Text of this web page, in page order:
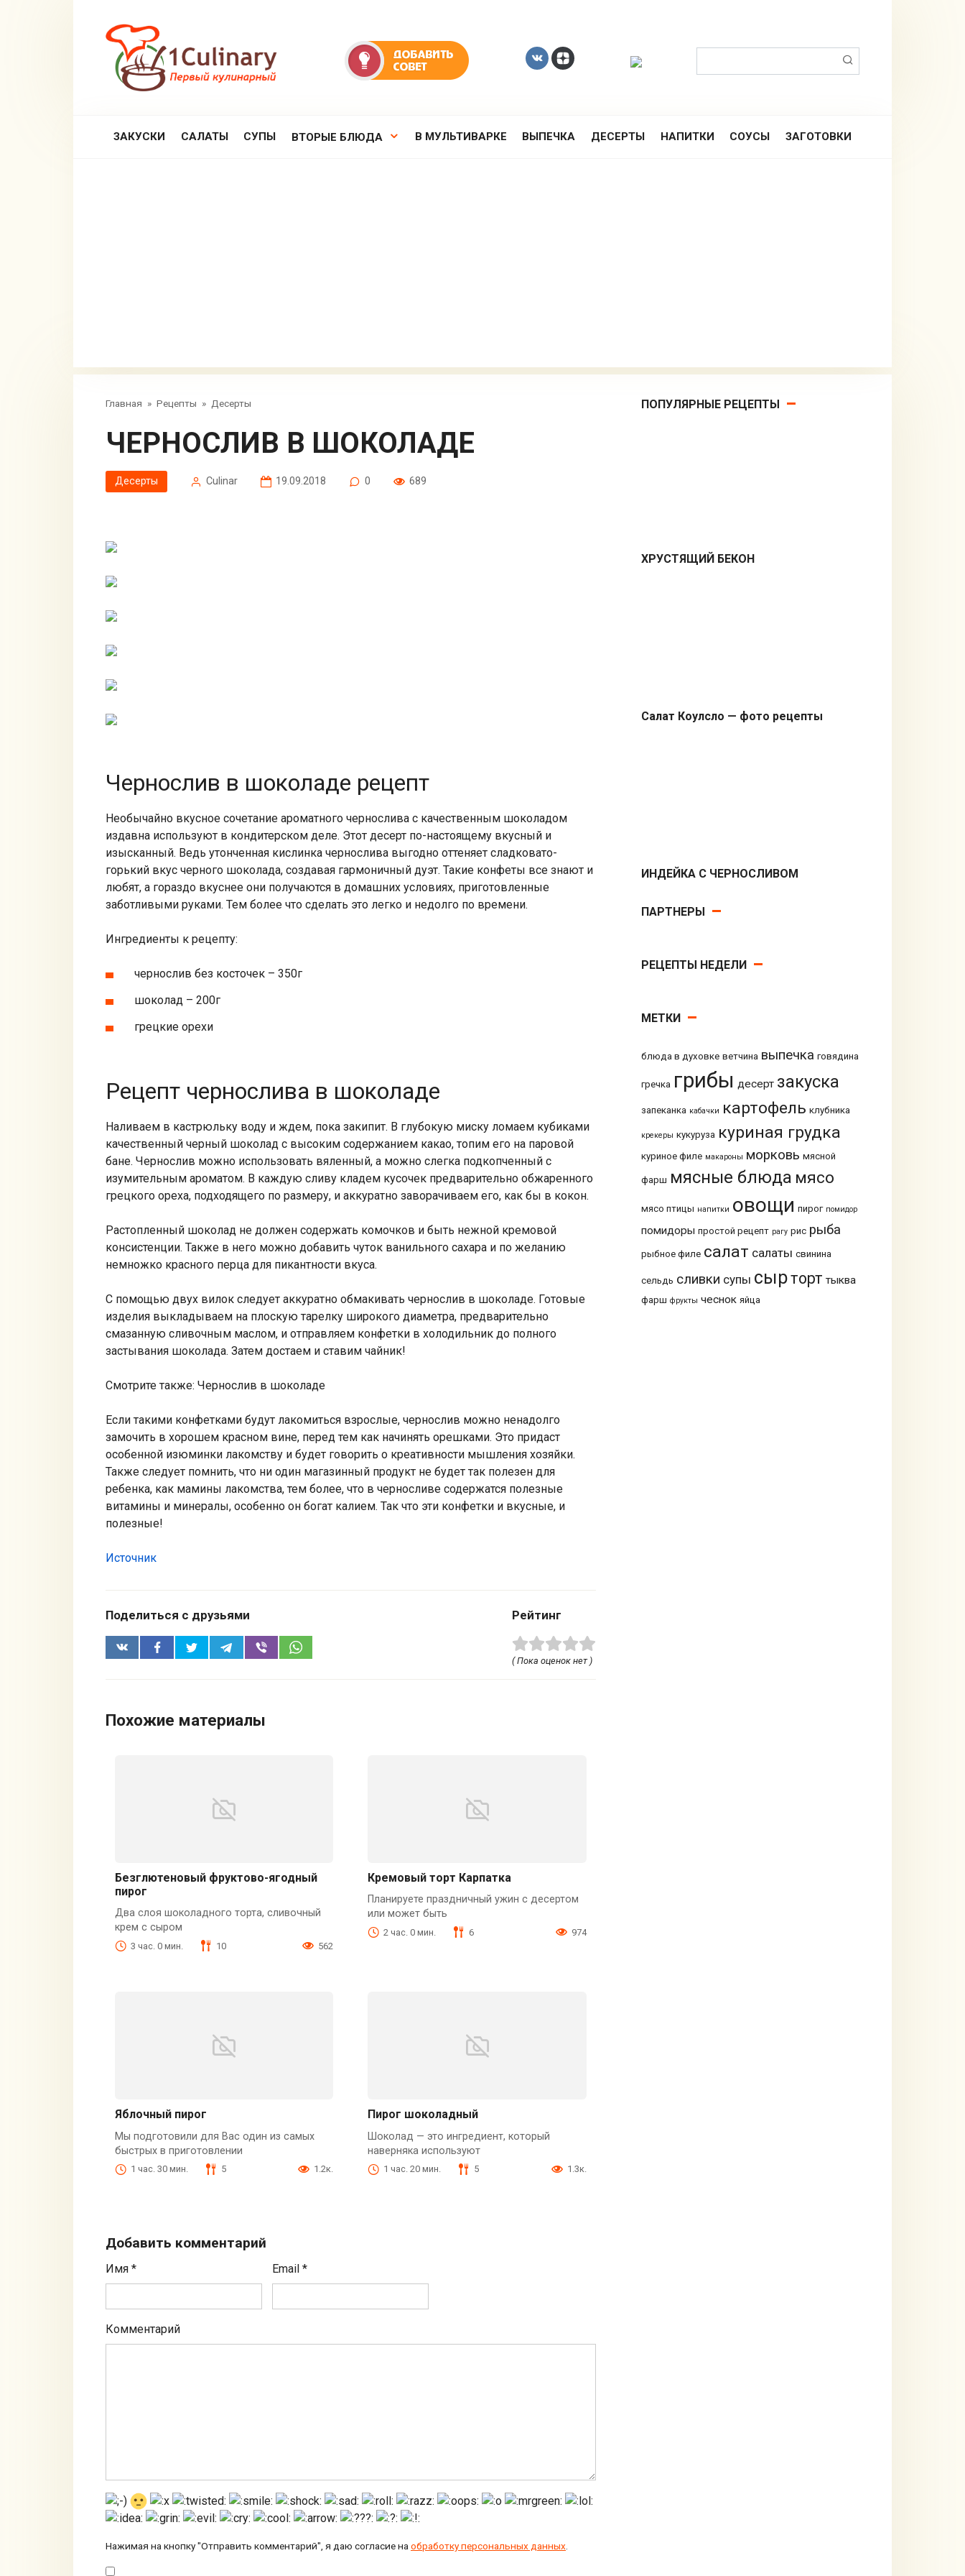
ЗАКУСКИ САЛАТЫ СУПЫ ВТОРЫЕ БЛЮДА В МУЛЬТИВАРКЕ ВЫПЕЧКА ДЕСЕРТЫ НАПИТКИ СОУСЫ ЗАГОТОВКИ
Главная » Рецепты » Десерты
ЧЕРНОСЛИВ В ШОКОЛАДЕ
Десерты Сulinar 19.09.2018 0 689
Чернослив в шоколаде рецепт
Необычайно вкусное сочетание ароматного чернослива с качественным шоколадом
издавна используют в кондитерском деле. Этот десерт по-настоящему вкусный и
изысканный. Ведь утонченная кислинка чернослива выгодно оттеняет сладковато-
горький вкус черного шоколада, создавая гармоничный дуэт. Такие конфеты все знают и
любят, а гораздо вкуснее они получаются в домашних условиях, приготовленные
заботливыми руками. Тем более что сделать это легко и недолго по времени.
Ингредиенты к рецепту:
чернослив без косточек – 350г
шоколад – 200г
грецкие орехи
Рецепт чернослива в шоколаде
Наливаем в кастрюльку воду и ждем, пока закипит. В глубокую миску ломаем кубиками
качественный черный шоколад с высоким содержанием какао, топим его на паровой
бане. Чернослив можно использовать вяленный, а можно слегка подкопченный с
изумительным ароматом. В каждую сливу кладем кусочек предварительно обжаренного
грецкого ореха, подходящего по размеру, и аккуратно заворачиваем его, как бы в кокон.
Растопленный шоколад не должен содержать комочков и быть нежной кремовой
консистенции. Также в него можно добавить чуток ванильного сахара и по желанию
немножко красного перца для пикантности вкуса.
С помощью двух вилок следует аккуратно обмакивать чернослив в шоколаде. Готовые
изделия выкладываем на плоскую тарелку широкого диаметра, предварительно
смазанную сливочным маслом, и отправляем конфетки в холодильник до полного
застывания шоколада. Затем достаем и ставим чайник!
Смотрите также: Чернослив в шоколаде
Если такими конфетками будут лакомиться взрослые, чернослив можно ненадолго
замочить в хорошем красном вине, перед тем как начинять орешками. Это придаст
особенной изюминки лакомству и будет говорить о креативности мышления хозяйки.
Также следует помнить, что ни один магазинный продукт не будет так полезен для
ребенка, как мамины лакомства, тем более, что в черносливе содержатся полезные
витамины и минералы, особенно он богат калием. Так что эти конфетки и вкусные, и
полезные!
Источник
Поделиться с друзьями Рейтинг
( Пока оценок нет )
Похожие материалы
Безглютеновый фруктово-ягодный
пирог
Два слоя шоколадного торта, сливочный
крем с сыром
3 час. 0 мин. 10 562
Кремовый торт Карпатка
Планируете праздничный ужин с десертом
или может быть
2 час. 0 мин. 6 974
Яблочный пирог
Мы подготовили для Вас один из самых
быстрых в приготовлении
1 час. 30 мин. 5 1.2к.
Пирог шоколадный
Шоколад — это ингредиент, который
наверняка используют
1 час. 20 мин. 5 1.3к.
Добавить комментарий
Имя * Email*
Комментарий
Нажимая на кнопку "Отправить комментарий", я даю согласие наобработку персональных данных.
ПОПУЛЯРНЫЕ РЕЦЕПТЫ
ХРУСТЯЩИЙ БЕКОН
Салат Коулсло — фото рецепты
ИНДЕЙКА С ЧЕРНОСЛИВОМ
ПАРТНЕРЫ
РЕЦЕПТЫ НЕДЕЛИ
МЕТКИ
блюда в духовке ветчина выпечка говядина
гречка грибы десерт закуска
запеканка кабачки картофель клубника
крекеры кукуруза куриная грудка
куриное филе макароны морковь мясной
фарш мясные блюда мясо
мясо птицы напитки овощи пирог помидор
помидоры простой рецепт рагу рис рыба
рыбное филе салат салаты свинина
сельдь сливки супы сырторт тыква
фарш фрукты чеснок яйца